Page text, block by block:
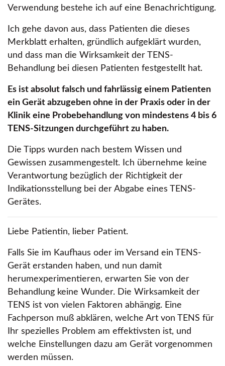
Verwendung bestehe ich auf eine Benachrichtigung.
Ich gehe davon aus, dass Patienten die dieses
Merkblatt erhalten, gründlich aufgeklärt wurden,
und dass man die Wirksamkeit der TENS-
Behandlung bei diesen Patienten festgestellt hat.
Es ist absolut falsch und fahrlässig einem Patienten
ein Gerät abzugeben ohne in der Praxis oder in der
Klinik eine Probebehandlung von mindestens 4 bis 6
TENS-Sitzungen durchgeführt zu haben.
Die Tipps wurden nach bestem Wissen und
Gewissen zusammengestelt. Ich übernehme keine
Verantwortung bezüglich der Richtigkeit der
Indikationsstellung bei der Abgabe eines TENS-
Gerätes.
Liebe Patientin, lieber Patient.
Falls Sie im Kaufhaus oder im Versand ein TENS-
Gerät erstanden haben, und nun damit
herumexperimentieren, erwarten Sie von der
Behandlung keine Wunder. Die Wirksamkeit der
TENS ist von vielen Faktoren abhängig. Eine
Fachperson muß abklären, welche Art von TENS für
Ihr spezielles Problem am effektivsten ist, und
welche Einstellungen dazu am Gerät vorgenommen
werden müssen.